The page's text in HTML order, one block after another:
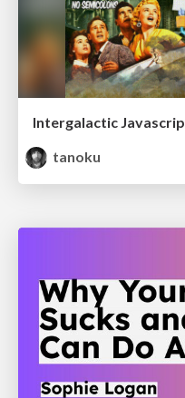
Intergalactic
tanoku